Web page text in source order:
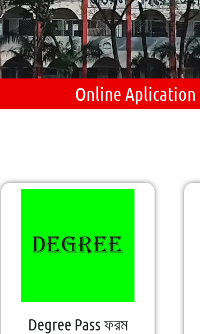
Online Aplication
Degree Pass ফরম